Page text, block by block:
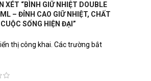
XÉT “BÌNH GIỮ NHIỆT DOUBLE
– ĐỈNH CAO GIỮ NHIỆT, CHẤT
SỐNG HIỆN ĐẠI”
thị công khai. Các trường bắt